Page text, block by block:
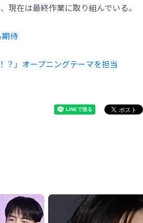
現在は最終作業に取り組んでいる。
待
？」オープニングテーマを担当